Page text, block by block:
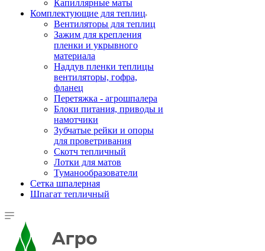
Капиллярные маты
Комплектующие для теплиц
Вентиляторы для теплиц
Зажим для крепления
пленки и укрывного
материала
Наддув пленки теплицы
вентиляторы, гофра,
фланец
Перетяжка - агрошпалера
Блоки питания, приводы и
намотчики
Зубчатые рейки и опоры
для проветривания
Скотч тепличный
Лотки для матов
Туманообразователи
Сетка шпалерная
Шпагат тепличный